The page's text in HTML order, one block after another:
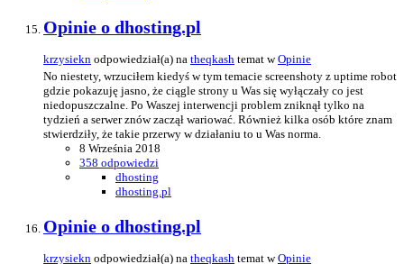
Opinie o dhosting.pl
krzysiekn odpowiedział(a) na theqkash temat wOpinie
No niestety, wrzuciłem kiedyś w tym temacie screenshoty z uptime robot
gdzie pokazuję jasno, że ciągle strony u Was się wyłączały co jest
niedopuszczalne. Po Waszej interwencji problem zniknął tylko na
tydzień a serwer znów zaczął wariować. Również kilka osób które znam
stwierdziły, że takie przerwy w działaniu to u Was norma.
8 Września 2018
358 odpowiedzi
dhosting
dhosting.pl
Opinie o dhosting.pl
krzysiekn odpowiedział(a) na theqkash temat wOpinie